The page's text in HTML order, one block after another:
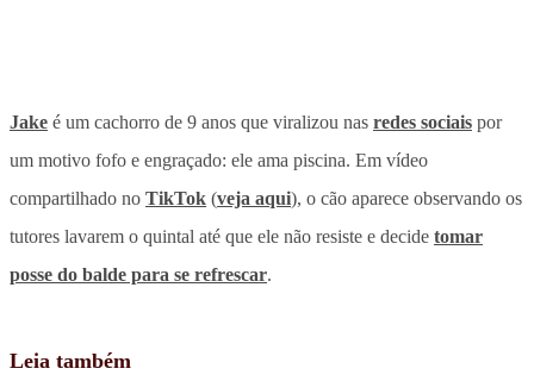
Jake é um cachorro de 9 anos que viralizou nas redes sociais por
um motivo fofo e engraçado: ele ama piscina. Em vídeo
compartilhado no TikTok (veja aqui), o cão aparece observando os
tutores lavarem o quintal até que ele não resiste e decide tomar
posse do balde para se refrescar.
Leia também